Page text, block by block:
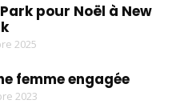
pour Noël à New
2025
femme engagée
2023